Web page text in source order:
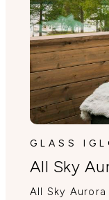
GLASS
All Sky
All Sky